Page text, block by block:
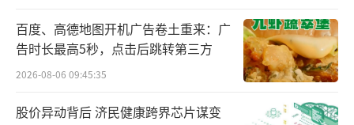
娃哈哈更是将无糖茶作为今年的主推新
品，在秉承“优选源产地，甄选好茶叶”的原
则下，精心研发了茉莉花茶、正山小种、大红
袍和青柑普洱四种独特口味。娃哈哈以优质的
百度、高德地图开机广告卷土重来：广
告时长最高5秒，点击后跳转第三方
2026-08-06 09:45:35
股价异动背后 济民健康跨界芯片谋变